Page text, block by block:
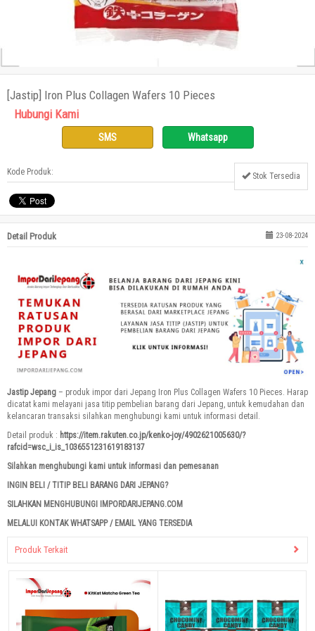
[Jastip] Iron Plus Collagen Wafers 10 Pieces
Hubungi Kami
SMS Whatsapp
Kode Produk: Stok Tersedia
Detail Produk 23-08-2024
Jastip Jepang – produk impor dari Jepang Iron Plus Collagen Wafers 10 Pieces. Harap
dicatat kami melayani jasa titip pembelian barang dari Jepang, untuk kemudahan dan
kelancaran transaksi silahkan menghubungi kami untuk informasi detail.
Detail produk : https://item.rakuten.co.jp/kenko-joy/4902621005630/?
rafcid=wsc_i_is_1036551231619183137
Silahkan menghubungi kami untuk informasi dan pemesanan
INGIN BELI / TITIP BELI BARANG DARI JEPANG?
SILAHKAN MENGHUBUNGI IMPORDARIJEPANG.COM
MELALUI KONTAK WHATSAPP / EMAIL YANG TERSEDIA
Produk Terkait